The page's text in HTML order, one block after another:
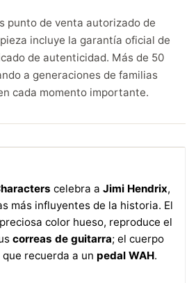
punto de venta autorizado de
incluye la garantía oficial de
de autenticidad. Más de 50
a generaciones de familias
cada momento importante.
celebra a Jimi Hendrix,
más influyentes de la historia. El
color hueso, reproduce el
correas de guitarra; el cuerpo
recuerda a un pedal WAH.